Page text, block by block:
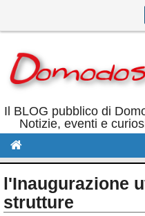
Il BLOG pubblico di
Notizie, eventi e
Politica
l'Inaugurazione
strutture